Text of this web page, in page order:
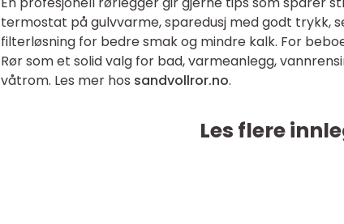
termostat på gulvvarme, sparedusj med godt trykk,
filterløsning for bedre smak og mindre kalk. For
Rør som et solid valg for bad, varmeanlegg,
våtrom. Les mer hos sandvollror.no.
Les flere